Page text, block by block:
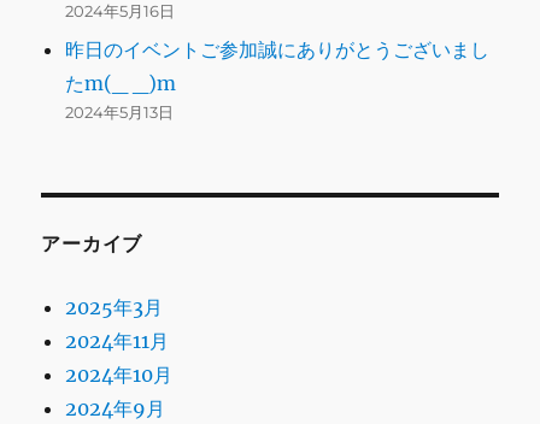
2024年5月16日
昨日のイベントご参加誠にありがとうございまし
たm(_ _)m
2024年5月13日
アーカイブ
2025年3月
2024年11月
2024年10月
2024年9月